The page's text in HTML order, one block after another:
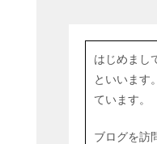
はじめまし
といいます
ています。
ブログを訪